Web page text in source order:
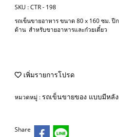
SKU : CTR - 198
รถเข็นขายอาหาร ขนาด 80 x 160 ซม.
ด้าน สำหรับขายอาหารและก๋วยเตี๋ยว
เพิ่มรายการโปรด
หมวดหมู่ :รถเข็นขายของ แบบมีหลั
Share